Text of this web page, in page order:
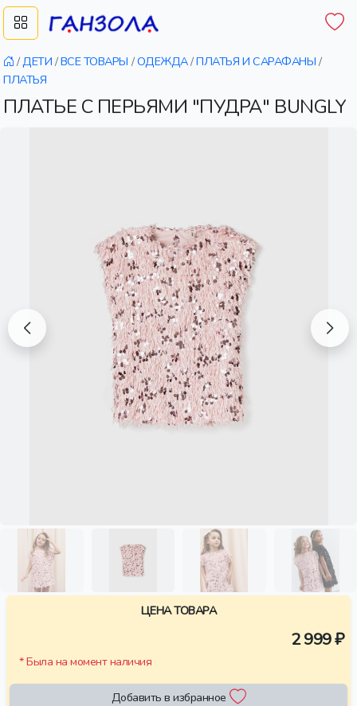
/ДЕТИ /ВСЕ ТОВАРЫ /ОДЕЖДА/ПЛАТЬЯ И САРАФАНЫ /
ПЛАТЬЯ
ПЛАТЬЕ С ПЕРЬЯМИ "ПУДРА" BUNGLY
ЦЕНА ТОВАРА
2 999 ₽
* Была на момент наличия
Добавить в избранное